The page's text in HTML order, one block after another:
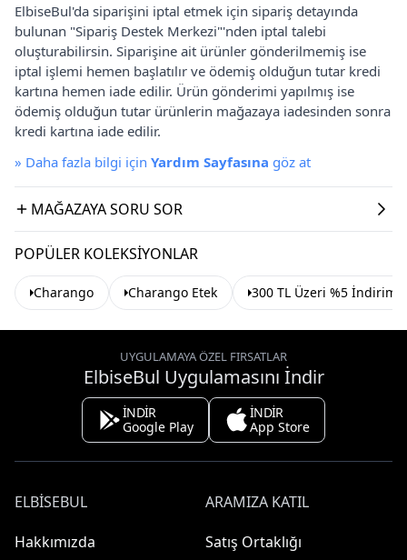
ElbiseBul'da siparişini iptal etmek için sipariş detayında
bulunan "Sipariş Destek Merkezi"'nden iptal talebi
oluşturabilirsin. Siparişine ait ürünler gönderilmemiş ise
iptal işlemi hemen başlatılır ve ödemiş olduğun tutar kredi
kartına hemen iade edilir. Ürün gönderimi yapılmış ise
ödemiş olduğun tutar ürünlerin mağazaya iadesinden sonra
kredi kartına iade edilir.
» Daha fazla bilgi için Yardım Sayfasına göz at
MAĞAZAYA SORU SOR
POPÜLER KOLEKSIYONLAR
Charango Charango Etek 300 TL Üzeri %5 İndirim
UYGULAMAYA ÖZEL FIRSATLAR
ElbiseBul Uygulamasını İndir
İNDİR
Google Play
İNDİR
App Store
ELBISEBUL
Hakkımızda
ARAMIZA KATIL
Satış Ortaklığı